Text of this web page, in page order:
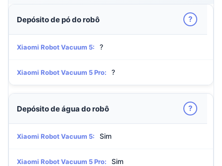
Depósito de pó do robô ?
Xiaomi Robot Vacuum 5: ?
Xiaomi Robot Vacuum 5 Pro: ?
Depósito de água do robô ?
Xiaomi Robot Vacuum 5: Sim
Xiaomi Robot Vacuum 5 Pro: Sim